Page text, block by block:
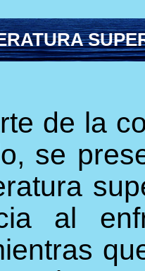
de la
se
al